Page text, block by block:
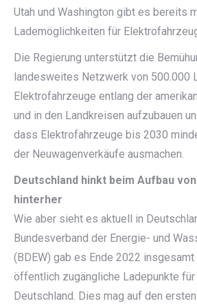
Utah und Washington gibt es bereits
Lademöglichkeiten für
Die Regierung unterstützt die
landesweites Netzwerk von 500.000
Elektrofahrzeuge entlang der
und in den Landkreisen aufzubauen
dass Elektrofahrzeuge bis 2030
der Neuwagenverkäufe ausmachen.
Deutschland hinkt beim Aufbau
hinterher
Wie aber sieht es aktuell in
Bundesverband der Energie- und
(BDEW) gab es Ende 2022 insgesamt
öffentlich zugängliche Ladepunkte
Deutschland. Dies mag auf den